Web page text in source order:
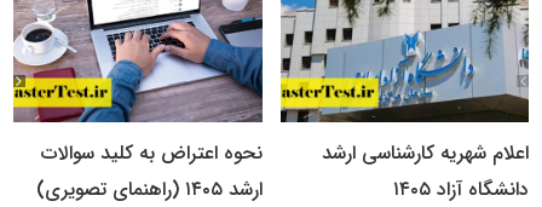
اعلام شهریه کارشناسی ارشد
دانشگاه آزاد ۱۴۰۵
نحوه اعتراض به کلید سوالات
ارشد ۱۴۰۵ (راهنمای تصویری)